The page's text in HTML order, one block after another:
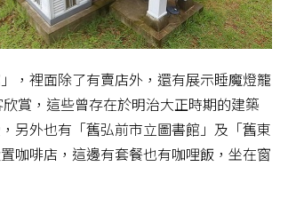
，裡面除了有賣店外，還有展示睡魔燈籠
賞，這些曾存在於明治大正時期的建築
另外也有「舊弘前市立圖書館」及「舊東
咖啡店，這邊有套餐也有咖哩飯，坐在窗